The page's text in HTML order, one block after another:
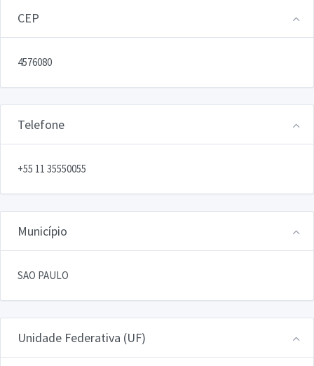
CEP
4576080
Telefone
+55 11 35550055
Município
SAO PAULO
Unidade Federativa (UF)